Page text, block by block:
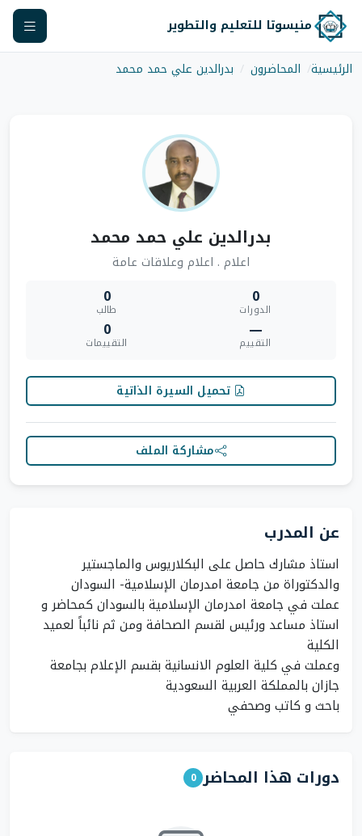
منيسوتا للتعليم والتطوير
الرئيسية
المحاضرون بدرالدين علي حمد محمد
بدرالدين علي حمد محمد
اعلام . اعلام وعلاقات عامة
0
الدورات
0
طالب
—
التقييم
0
التقييمات
تحميل السيرة الذاتية
مشاركة الملف
عن المدرب
استاذ مشارك حاصل على البكلاريوس والماجستير
عملت في جامعة امدرمان الإسلامية بالسودان كمحاضر و
استاذ مساعد ورئيس لقسم الصحافة ومن ثم نائباً لعميد
وعملت في كلية العلوم الانسانية بقسم الإعلام بجامعة
باحث و كاتب وصحفي
دورات هذا المحاضر 0